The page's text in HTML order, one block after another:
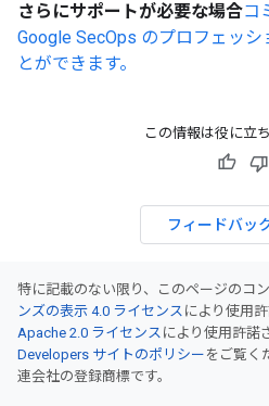
さらにサポートが必要な場合コ
Google SecOps のプロフェッ
とができます。
この情報は役に立
フィードバッ
特に記載のない限り、このページのコ
ンズの表示 4.0 ライセンス により使用
Apache 2.0 ライセンス により使用許諾
Developers サイトのポリシー をご覧く
連会社の登録商標です。